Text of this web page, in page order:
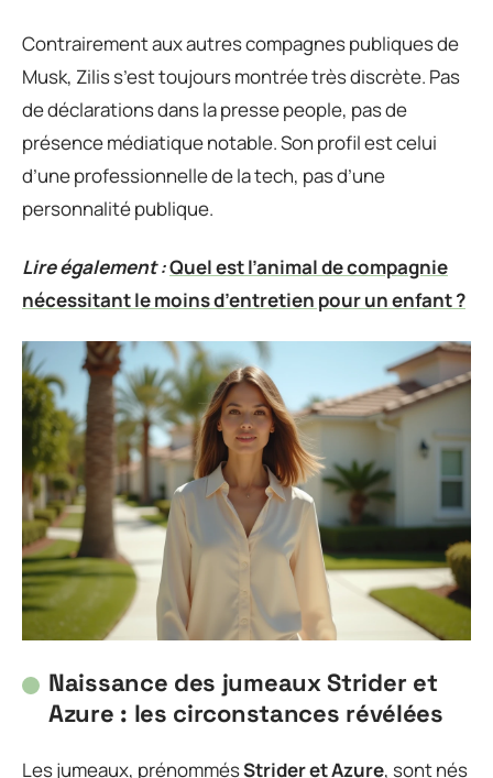
Contrairement aux autres compagnes publiques de
Musk, Zilis s’est toujours montrée très discrète. Pas
de déclarations dans la presse people, pas de
présence médiatique notable. Son profil est celui
d’une professionnelle de la tech, pas d’une
personnalité publique.
Lire également :Quel est l’animal de compagnie
nécessitant le moins d’entretien pour un enfant ?
Naissance des jumeaux Strider et
Azure : les circonstances révélées
Les jumeaux, prénommésStrider et Azure, sont nés